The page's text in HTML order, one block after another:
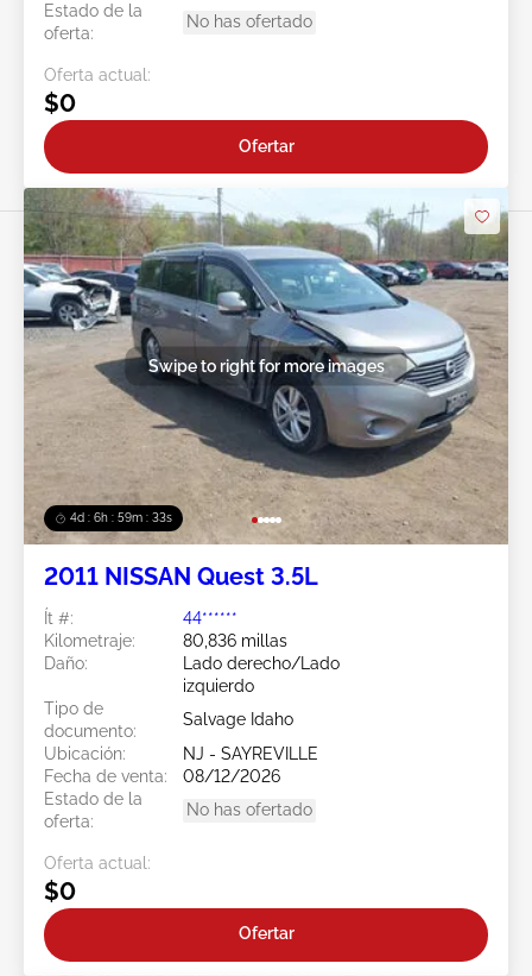
Estado de la
oferta:
No has ofertado
Oferta actual:
$0
Ofertar
4d : 6h : 59m : 31s
Swipe to right for more images
2011 NISSAN Quest 3.5L
Ít #:
44******
Kilometraje:
80,836 millas
Daño:
Lado derecho/Lado
izquierdo
Tipo de
documento:
Salvage Idaho
Ubicación:
NJ - SAYREVILLE
Fecha de venta:
08/12/2026
Estado de la
oferta:
No has ofertado
Oferta actual:
$0
Ofertar